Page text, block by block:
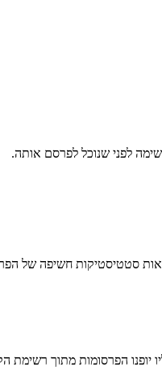
הפרסומות מתוך רשימת